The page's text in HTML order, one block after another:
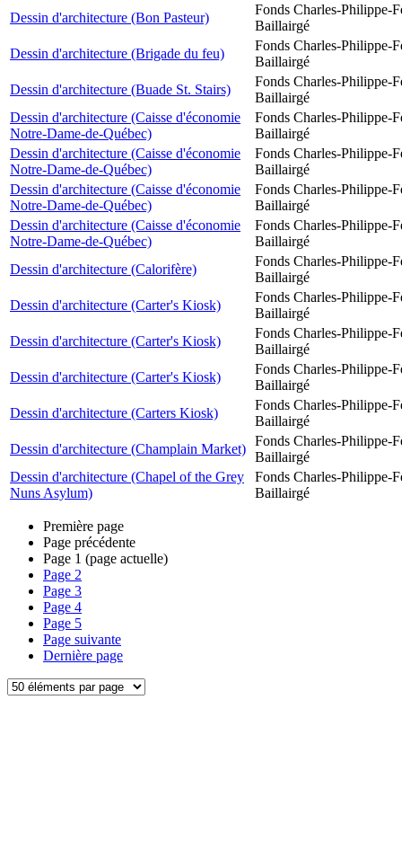
Dessin d'architecture (Bon Pasteur)
Fonds Charles-Philippe-
Baillairgé
Dessin d'architecture (Brigade du feu)
Fonds Charles-Philippe-
Baillairgé
Dessin d'architecture (Buade St. Stairs)
Fonds Charles-Philippe-
Baillairgé
Dessin d'architecture (Caisse d'économie
Notre-Dame-de-Québec)
Fonds Charles-Philippe-
Baillairgé
Dessin d'architecture (Caisse d'économie
Notre-Dame-de-Québec)
Fonds Charles-Philippe-
Baillairgé
Dessin d'architecture (Caisse d'économie
Notre-Dame-de-Québec)
Fonds Charles-Philippe-
Baillairgé
Dessin d'architecture (Caisse d'économie
Notre-Dame-de-Québec)
Fonds Charles-Philippe-
Baillairgé
Dessin d'architecture (Calorifère)
Fonds Charles-Philippe-
Baillairgé
Dessin d'architecture (Carter's Kiosk)
Fonds Charles-Philippe-
Baillairgé
Dessin d'architecture (Carter's Kiosk)
Fonds Charles-Philippe-
Baillairgé
Dessin d'architecture (Carter's Kiosk)
Fonds Charles-Philippe-
Baillairgé
Dessin d'architecture (Carters Kiosk)
Fonds Charles-Philippe-
Baillairgé
Dessin d'architecture (Champlain Market)
Fonds Charles-Philippe-
Baillairgé
Dessin d'architecture (Chapel of the Grey
Nuns Asylum)
Fonds Charles-Philippe-
Baillairgé
Première page
Page précédente
Page 1 (page actuelle)
Page 2
Page 3
Page 4
Page 5
Page suivante
Dernière page